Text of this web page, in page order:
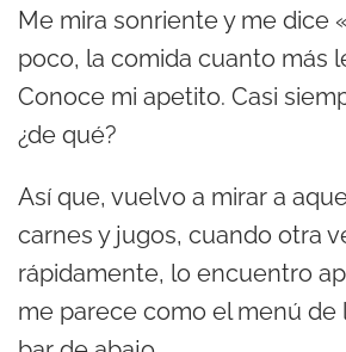
Me mira sonriente y me dice
poco, la comida cuanto más
Conoce mi apetito. Casi
¿de qué?
Así que, vuelvo a mirar a
carnes y jugos, cuando otra
rápidamente, lo encuentro
me parece como el menú de